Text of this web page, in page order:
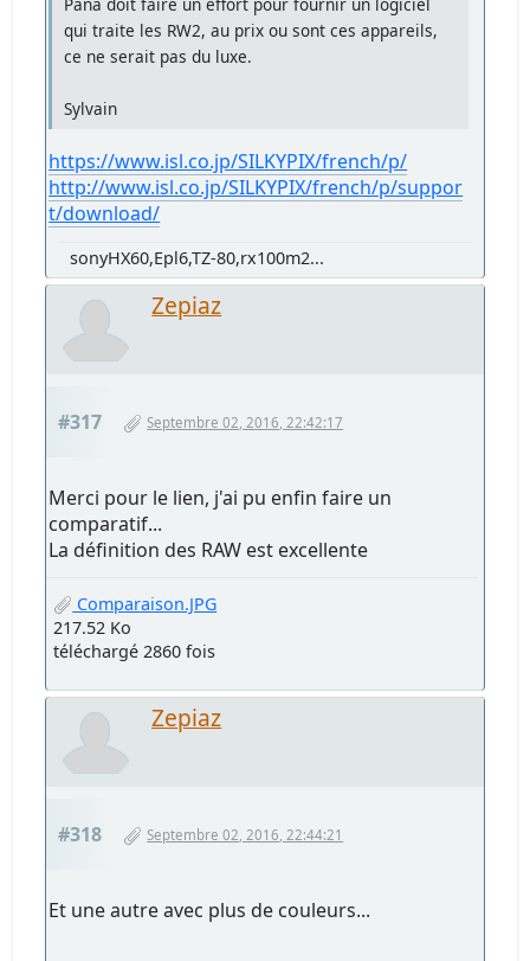
qui traite les RW2, au prix ou sont ces appareils,
ce ne serait pas du luxe.
Sylvain
https://www.isl.co.jp/SILKYPIX/french/p/
http://www.isl.co.jp/SILKYPIX/french/p/suppor
t/download/
sonyHX60,Epl6,TZ-80,rx100m2...
Zepiaz
#317 Septembre 02, 2016, 22:42:17
Merci pour le lien, j'ai pu enfin faire un
comparatif...
La définition des RAW est excellente
Comparaison.JPG
217.52 Ko
téléchargé 2860 fois
Zepiaz
#318 Septembre 02, 2016, 22:44:21
Et une autre avec plus de couleurs...